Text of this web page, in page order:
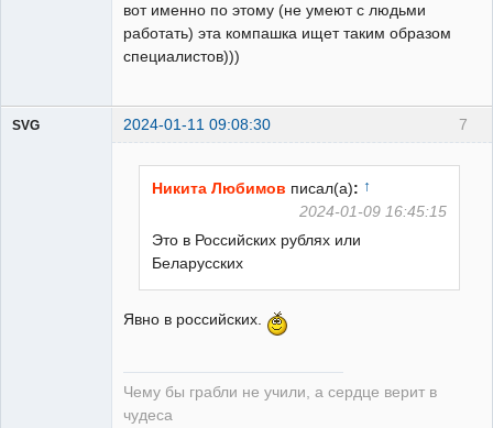
вот именно по этому (не умеют с людьми
работать) эта компашка ищет таким образом
специалистов)))
7
SVG 2024-01-11 09:08:30
Никита Любимов писал(а): ↑
2024-01-09 16:45:15
Это в Российских рублях или
Беларусских
Явно в российских.
Чему бы грабли не учили, а сердце верит в
чудеса